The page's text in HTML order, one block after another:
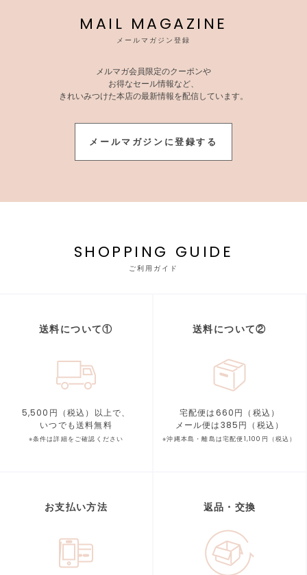
MAIL MAGAZINE
メールマガジン登録
メルマガ会員限定のクーポンや
お得なセール情報など、
きれいみつけた本店の最新情報を配信しています。
メールマガジンに登録する
SHOPPING GUIDE
ご利用ガイド
送料について①
5,500円（税込）以上で、
いつでも送料無料
※条件は詳細をご確認ください
送料について②
宅配便は660円（税込）
メール便は385円（税込）
※沖縄本島・離島は宅配便1,100円（税込）
お支払い方法 返品・交換